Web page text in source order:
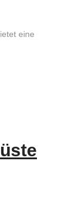
eine